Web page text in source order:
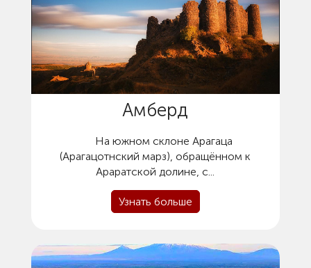
Амберд
На южном склоне Арагаца
(Арагацотнский марз), обращённом к
Араратской долине, с...
Узнать больше